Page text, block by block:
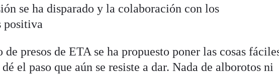
se ha disparado y la colaboración con los
positiva
presos de ETA se ha propuesto poner las cosas
el paso que aún se resiste a dar. Nada de alborotos ni